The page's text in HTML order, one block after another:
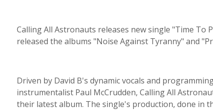
Calling All Astronauts releases new single "Time
released the albums "Noise Against Tyranny" and
Driven by David B's dynamic vocals and
instrumentalist Paul McCrudden, Calling All
their latest album. The single's production, done in